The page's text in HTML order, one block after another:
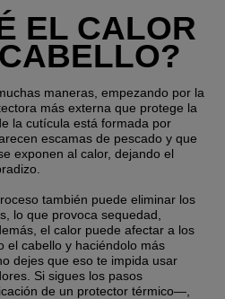
EL CALOR
maneras, empezando por la
más externa que protege la
la cutícula está formada por
escamas de pescado y que
exponen al calor, dejando el
también puede eliminar los
lo que provoca sequedad,
el calor puede afectar a los
el cabello y haciéndolo más
dejes que eso te impida usar
Si sigues los pasos
de un protector térmico—,